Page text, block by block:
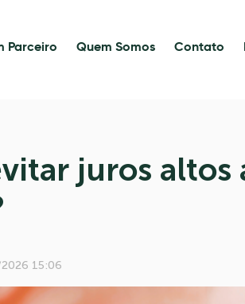
Parceiro Quem Somos Contato
juros altos
15:06